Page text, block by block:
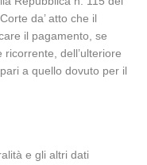
da’ atto che il
il pagamento, se
dell’ulteriore
a quello dovuto per il
e gli altri dati